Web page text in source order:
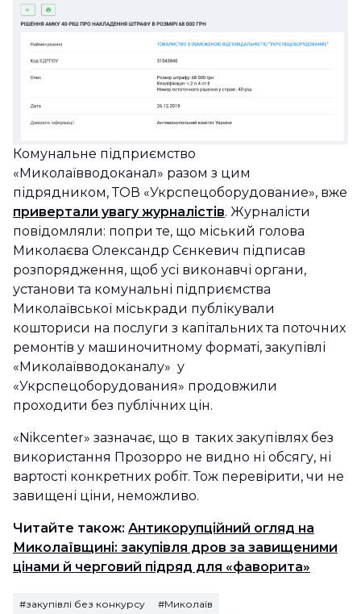
Комунальне підприємство
«Миколаївводоканал» разом з цим
підрядником, ТОВ «Укрспецоборудование», вже
привертали увагу журналістів. Журналісти
повідомляли: попри те, що міський голова
Миколаєва Олександр Сєнкевич підписав
розпорядження, щоб усі виконавчі органи,
установи та комунальні підприємства
Миколаївської міськради публікували
кошториси на послуги з капітальних та поточних
ремонтів у машиночитному форматі, закупівлі
«Миколаївводоканалу» у
«Укрспецоборудования» продовжили
проходити без публічних цін.
«Nikcenter» зазначає, що в таких закупівлях без
використання Прозорро не видно ні обсягу, ні
вартості конкретних робіт. Тож перевірити, чи не
завищені ціни, неможливо.
Читайте також: Антикорупційний огляд на
Миколаївщині: закупівля дров за завищеними
цінами й черговий підряд для «фаворита»
#закупівлі без конкурсу
#Миколаїв